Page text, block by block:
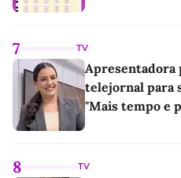
7 TV
Apresentadora
telejornal para
"Mais tempo e
8 TV